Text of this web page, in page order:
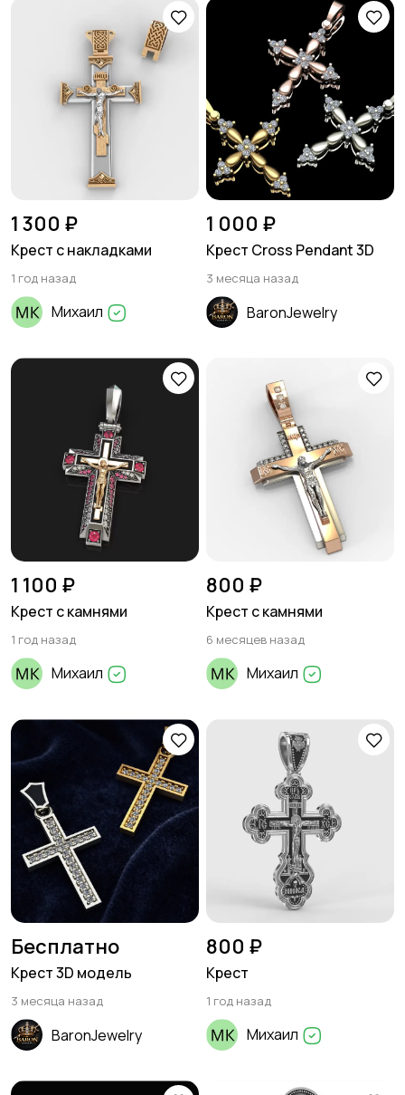
1 300 ₽
Крест с накладками
1 год назад
Михаил
1 000 ₽
Крест Cross Pendant 3D
3 месяца назад
BaronJewelry
1 100 ₽
Крест с камнями
1 год назад
Михаил
800 ₽
Крест с камнями
6 месяцев назад
Михаил
Бесплатно
Крест 3D модель
3 месяца назад
BaronJewelry
800 ₽
Крест
1 год назад
Михаил